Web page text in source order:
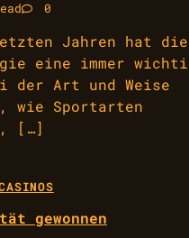
0
Jahren hat die
eine immer
der Art und Weise
wie Sportarten
[…]
gewonnen